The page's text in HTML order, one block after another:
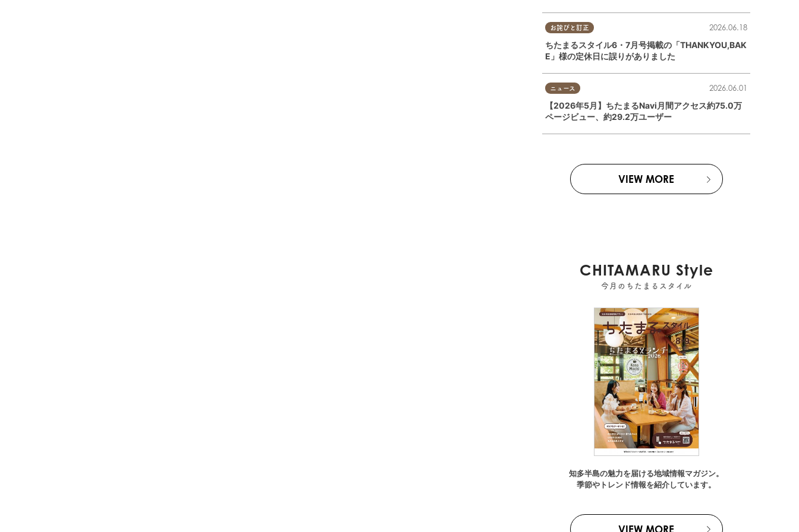
お詫びと訂正 2026.06.18
ちたまるスタイル6・7月号掲載の「THANKYOU,BAK
E」様の定休日に誤りがありました
ニュース 2026.06.01
【2026年5月】ちたまるNavi月間アクセス約75.0万
ページビュー、約29.2万ユーザー
VIEW MORE
CHITAMARU Style
今月のちたまるスタイル
知多半島の魅力を届ける地域情報マガジン。
季節やトレンド情報を紹介しています。
VIEW MORE